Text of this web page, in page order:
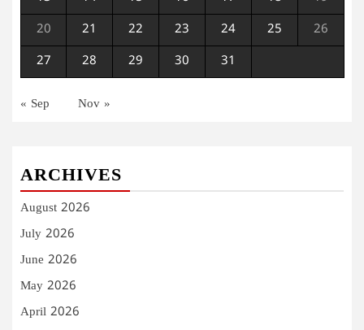
20 21 22 23 24 25 26
27 28 29 30 31
« Sep Nov »
ARCHIVES
August 2026
July 2026
June 2026
May 2026
April 2026